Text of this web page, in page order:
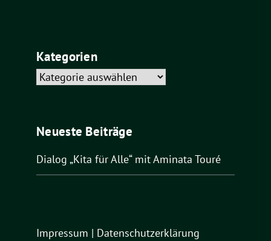
Kategorien
Kategorien
Neueste Beiträge
Dialog „Kita für Alle“ mit Aminata Touré
Impressum | Datenschutzerklärung